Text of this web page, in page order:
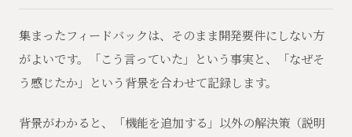
集まったフィードバックは、そのまま開発要件にしない方
がよいです。「こう言っていた」という事実と、「なぜそ
う感じたか」という背景を合わせて記録します。
背景がわかると、「機能を追加する」以外の解決策（説明